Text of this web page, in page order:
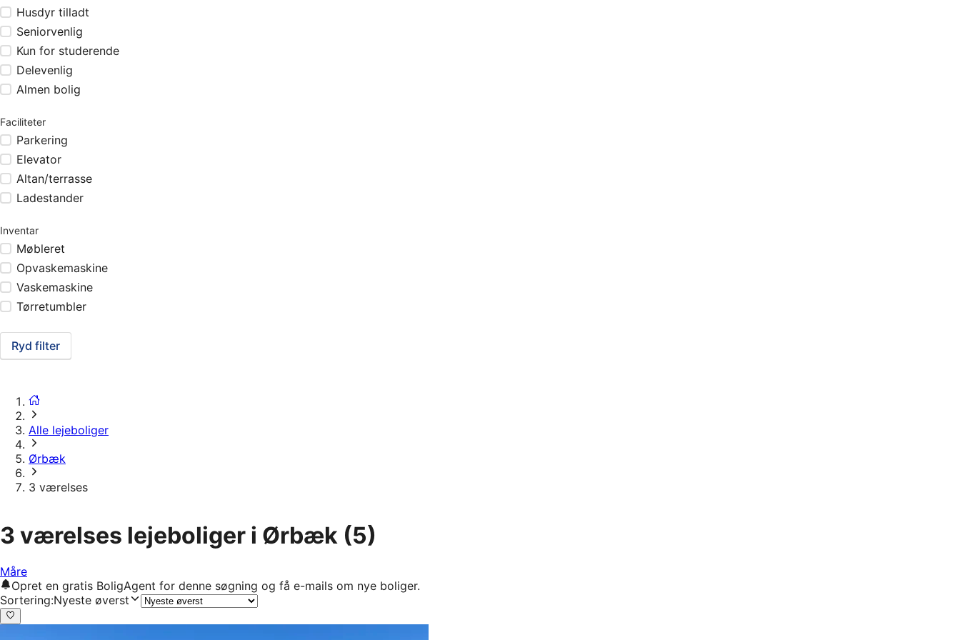
Husdyr tilladt
Seniorvenlig
Kun for studerende
Delevenlig
Almen bolig
Faciliteter
Parkering
Elevator
Altan/terrasse
Ladestander
Inventar
Møbleret
Opvaskemaskine
Vaskemaskine
Tørretumbler
Ryd filter
Alle lejeboliger
Ørbæk
3 værelses
3 værelses lejeboliger i Ørbæk (5)
Måre
Opret en gratis BoligAgent for denne søgning og få e-mails om nye boliger.
Sortering:Nyeste øverst